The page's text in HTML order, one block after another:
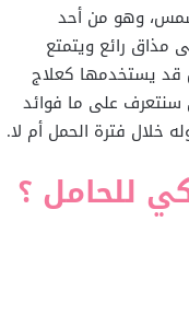
وهو من أحد
مذاق رائع ويتمتع
قد يستخدمها كعلاج
على ما فوائد
خلال فترة الحمل أم لا.
للحامل ؟